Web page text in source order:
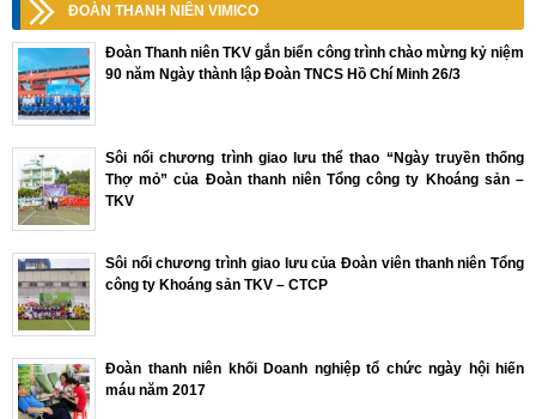
ĐOÀN THANH NIÊN VIMICO
Đoàn Thanh niên TKV gắn biển công trình chào mừng kỷ niệm
90 năm Ngày thành lập Đoàn TNCS Hồ Chí Minh 26/3
Sôi nổi chương trình giao lưu thể thao “Ngày truyền thống
Thợ mỏ” của Đoàn thanh niên Tổng công ty Khoáng sản –
TKV
Sôi nổi chương trình giao lưu của Đoàn viên thanh niên Tổng
công ty Khoáng sản TKV – CTCP
Đoàn thanh niên khối Doanh nghiệp tổ chức ngày hội hiến
máu năm 2017